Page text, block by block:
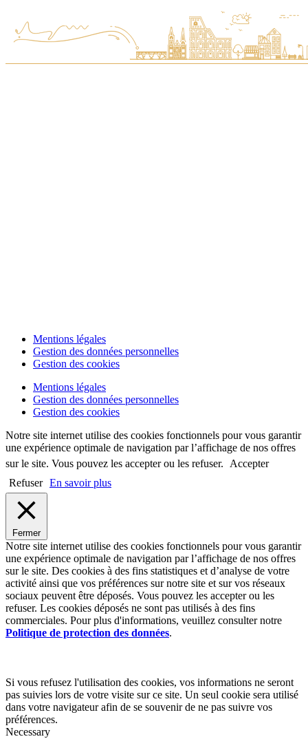
Mentions légales
Gestion des données personnelles
Gestion des cookies
Mentions légales
Gestion des données personnelles
Gestion des cookies
Notre site internet utilise des cookies fonctionnels pour vous garantir
une expérience optimale de navigation par l’affichage de nos offres
sur le site. Vous pouvez les accepter ou les refuser.
Accepter
Refuser En savoir plus
Fermer
Notre site internet utilise des cookies fonctionnels pour vous garantir
une expérience optimale de navigation par l’affichage de nos offres
sur le site. Des cookies à des fins statistiques et d’analyse de votre
activité ainsi que vos préférences sur notre site et sur vos réseaux
sociaux peuvent être déposés. Vous pouvez les accepter ou les
refuser. Les cookies déposés ne sont pas utilisés à des fins
commerciales. Pour plus d'informations, veuillez consulter notre
Politique de protection des données.
Si vous refusez l'utilisation des cookies, vos informations ne seront
pas suivies lors de votre visite sur ce site. Un seul cookie sera utilisé
dans votre navigateur afin de se souvenir de ne pas suivre vos
préférences.
Necessary